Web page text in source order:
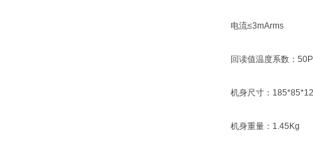
电流≤3mArms
回读值温度系数：
机身尺寸：
机身重量：1.45Kg